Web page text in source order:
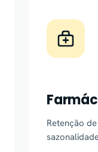
Retenção